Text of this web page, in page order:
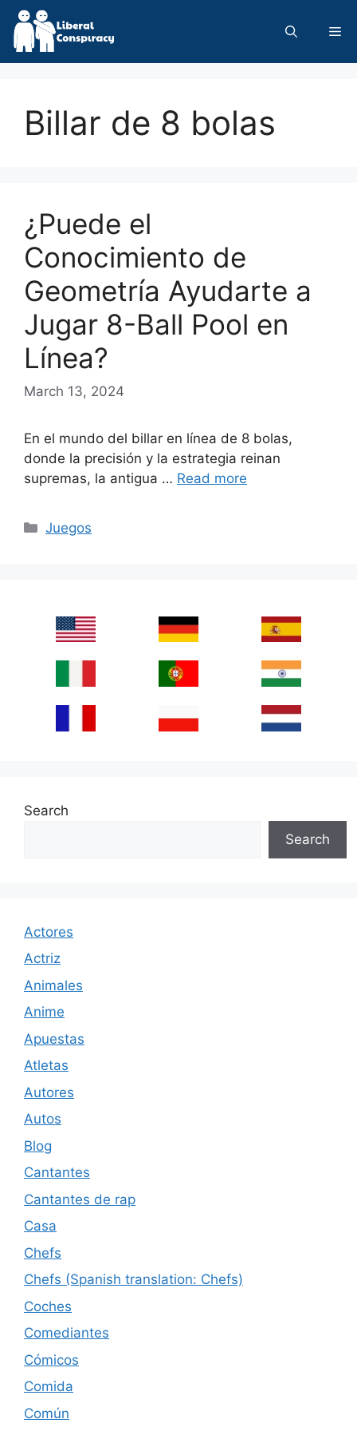
Skip
content
Billar de 8 bolas
¿Puede el
Conocimiento de
Geometría Ayudarte a
Jugar 8-Ball Pool en
Línea?
March 13, 2024
En el mundo del billar en línea de 8 bolas,
donde la precisión y la estrategia reinan
supremas, la antigua … Read more
Categories
Juegos
Search
Search
Actores
Actriz
Animales
Anime
Apuestas
Atletas
Autores
Autos
Blog
Cantantes
Cantantes de rap
Casa
Chefs
Chefs (Spanish translation: Chefs)
Coches
Comediantes
Cómicos
Comida
Común